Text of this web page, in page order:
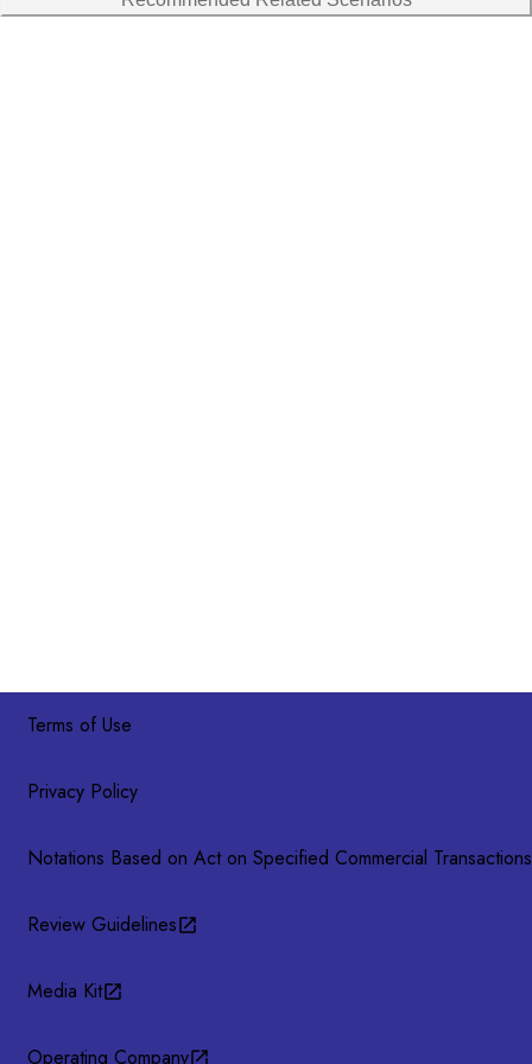
Terms of Use
Privacy Policy
Notations Based on Act on Specified Commercial Transactions
Review Guidelines
Media Kit
Operating Company